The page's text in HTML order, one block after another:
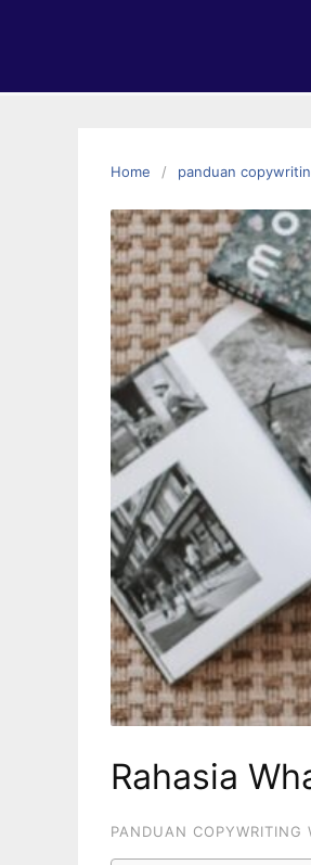
Home panduan
Rahasia
PANDUAN COPYWRITING